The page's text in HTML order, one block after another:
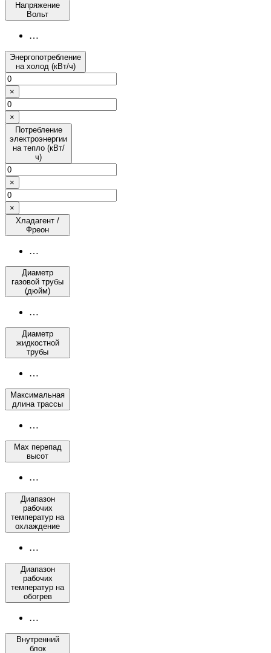
Напряжение
Вольт
…
Энергопотребление
на холод (кВт/ч)
×
×
Потребление
электроэнергии
на тепло (кВт/
ч)
×
×
Хладагент /
Фреон
…
Диаметр
газовой трубы
(дюйм)
…
Диаметр
жидкостной
трубы
…
Максимальная
длина трассы
…
Max перепад
высот
…
Диапазон
рабочих
температур на
охлаждение
…
Диапазон
рабочих
температур на
обогрев
…
Внутренний
блок